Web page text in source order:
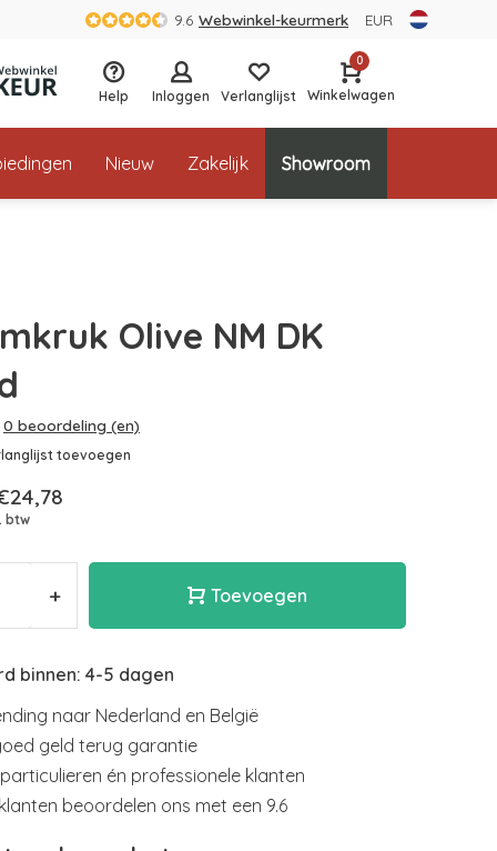
9.6 Webwinkel-keurmerk EUR
Help Inloggen Verlanglijst
0
Winkelwagen
Nieuw Zakelijk Showroom
Olive NM DK
0 beoordeling (en)
toevoegen
btw
+ Toevoegen
binnen: 4-5 dagen
naar Nederland en België
geld terug garantie
én professionele klanten
beoordelen ons met een 9.6